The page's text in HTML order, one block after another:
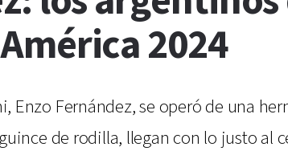
2024
Enzo Fernández, se operó de una
de rodilla, llegan con lo justo al